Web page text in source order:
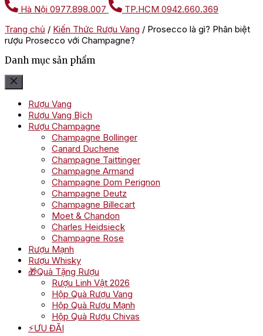
Hà Nội 0977.898.007 TP.HCM 0942.660.369
Trang chủ / Kiến Thức Rượu Vang / Prosecco là gì? Phân biệt
rượu Prosecco với Champagne?
Danh mục sản phẩm
Rượu Vang
Rượu Vang Bịch
Rượu Champagne
Champagne Bollinger
Canard Duchene
Champagne Taittinger
Champagne Armand
Champagne Dom Perignon
Champagne Deutz
Champagne Billecart
Moet & Chandon
Charles Heidsieck
Champagne Rose
Rượu Mạnh
Rượu Whisky
🎁Quà Tặng Rượu
Rượu Linh Vật 2026
Hộp Quà Rượu Vang
Hộp Quà Rượu Mạnh
Hộp Quà Rượu Chivas
⚡ƯU ĐÃI